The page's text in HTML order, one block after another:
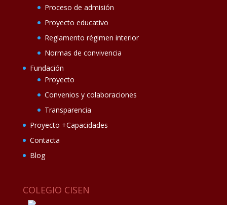
Proceso de admisión
Proyecto educativo
Reglamento régimen interior
Normas de convivencia
Fundación
Proyecto
Convenios y colaboraciones
Transparencia
Proyecto +Capacidades
Contacta
Blog
COLEGIO CISEN